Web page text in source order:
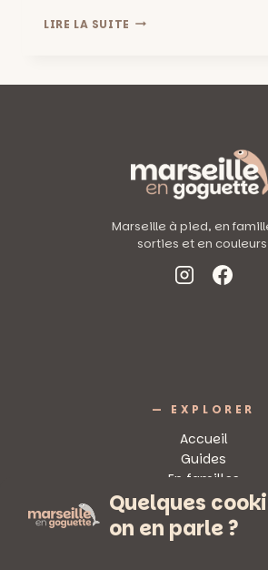
Quelques
on en parle ?
LIRE LA SUITE INTERDICTIONS
STATIONNEMENT:
MARS
Marseille à pied, en
sorties et en
— EXPLORER
Accueil
Guides
En familles
Sorties